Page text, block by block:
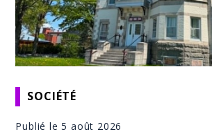
SOCIÉTÉ
Publié le 5 août 2026